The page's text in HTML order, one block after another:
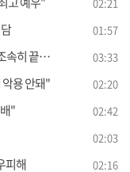
01:57
[뉴스의 맥] 03:33
용 안돼" 02:20
" 02:42
02:03
피해 02:16